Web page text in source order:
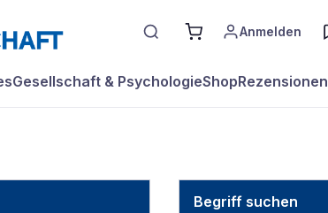
Anmelden
Gesellschaft & PsychologieShopRezensionen
Begriff suchen